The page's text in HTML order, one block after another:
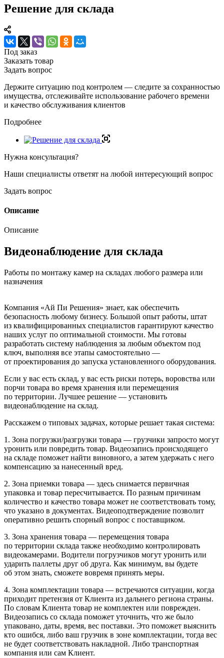
Решение для склада
Под заказ
Заказать товар
Задать вопрос
Держите ситуацию под контролем — следите за сохранностью
имущества, отслеживайте использование рабочего времени
и качество обслуживания клиентов
Подробнее
Нужна консультация?
Наши специалисты ответят на любой интересующий вопрос
Задать вопрос
Описание
Описание
Видеонаблюдение для склада
Работы по монтажу камер на складах любого размера или
назначения
Компания «Ай Пи Решения» знает, как обеспечить
безопасность любому бизнесу. Большой опыт работы, штат
из квалифицированных специалистов гарантируют качество
наших услуг по оптимальной стоимости. Мы готовы
разработать систему наблюдения за любым объектом под
ключ, выполняя все этапы самостоятельно —
от проектирования до запуска установленного оборудования.
Если у вас есть склад, у вас есть риски потерь, воровства или
порчи товара во время хранения или перемещения
по территории. Лучшее решение — установить
видеонаблюдение на склад.
Расскажем о типовых задачах, которые решает такая система:
1. Зона погрузки/разгрузки товара — грузчики запросто могут
уронить или повредить товар. Видеозапись происходящего
на складе поможет найти виновного, а затем удержать с него
компенсацию за нанесенный вред.
2. Зона приемки товара — здесь снимается первичная
упаковка и товар пересчитывается. По разным причинам
количество и качество товара может не соответствовать тому,
что указано в документах. Видеоподтверждение позволит
оперативно решить спорный вопрос с поставщиком.
3. Зона хранения товара — перемещения товара
по территории склада также необходимо контролировать
видеокамерами. Водители погрузчиков могут уронить или
ударить паллеты друг об друга. Как минимум, вы будете
об этом знать, сможете вовремя принять меры.
4. Зона комплектации товара — встречаются ситуации, когда
приходит претензия от Клиента из дальнего региона страны.
По словам Клиента товар не комплектен или поврежден.
Видеозапись со склада поможет уточнить, что же было
упаковано, даты, время, вес поставки. Это поможет выяснить
кто ошибся, либо ваш грузчик в зоне комплектации, тогда вес
не будет соответствовать накладной. Либо транспортная
компания или сам Клиент.